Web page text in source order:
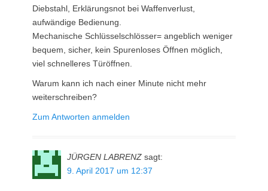
Diebstahl, Erklärungsnot bei Waffenverlust,
aufwändige Bedienung.
Mechanische Schlüsselschlösser= angeblich weniger
bequem, sicher, kein Spurenloses Öffnen möglich,
viel schnelleres Türöffnen.
Warum kann ich nach einer Minute nicht mehr
weiterschreiben?
Zum Antworten anmelden
JÜRGEN LABRENZ sagt:
9. April 2017 um 12:37